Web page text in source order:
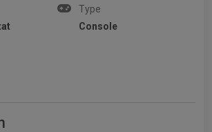
Type
Console